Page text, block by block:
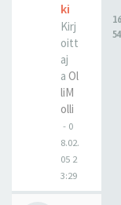
ki
Kirj
oitt
aj
a Ol
liM
olli
- 0
8.02.
05 2
3:29